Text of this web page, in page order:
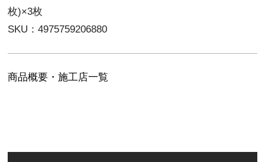
枚)×3枚
SKU：4975759206880
商品概要・施工店一覧